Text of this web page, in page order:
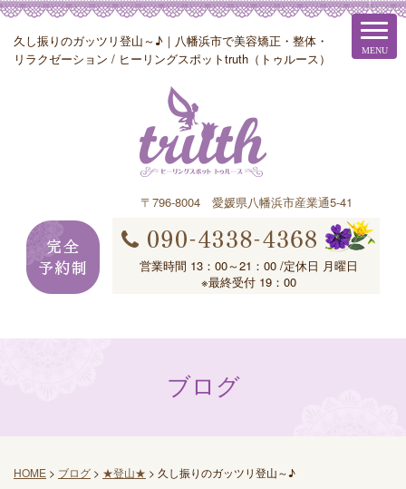
久し振りのガッツリ登山～♪｜八幡浜市で美容矯正・整体・
リラクゼーション / ヒーリングスポットtruth（トゥルース）
〒796-8004 愛媛県八幡浜市産業通5-41
営業時間 13：00～21：00 /定休日 月曜日
※最終受付 19：00
ブログ
HOME > ブログ > ★登山★ > 久し振りのガッツリ登山～♪